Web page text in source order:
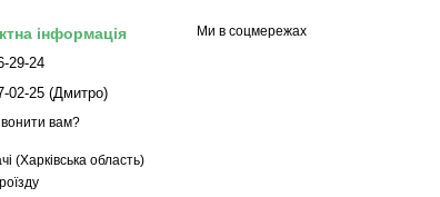
інформація
29-24
02-25 (Дмитро)
вам?
(Харківська область)
Ми в соцмережах